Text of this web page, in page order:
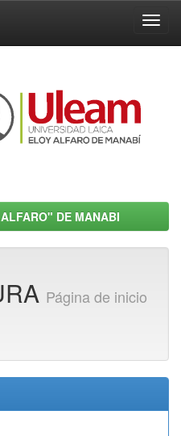
DE MANABI
Página de inicio